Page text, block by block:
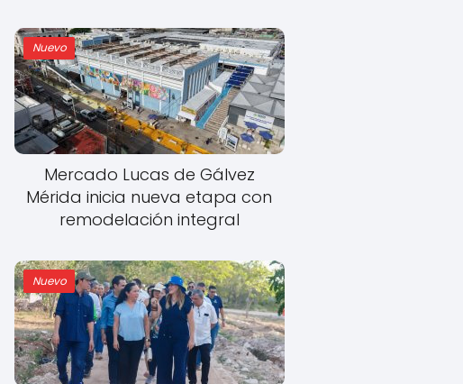
Nuevo
Mercado Lucas de Gálvez
Mérida inicia nueva etapa con
remodelación integral
Nuevo